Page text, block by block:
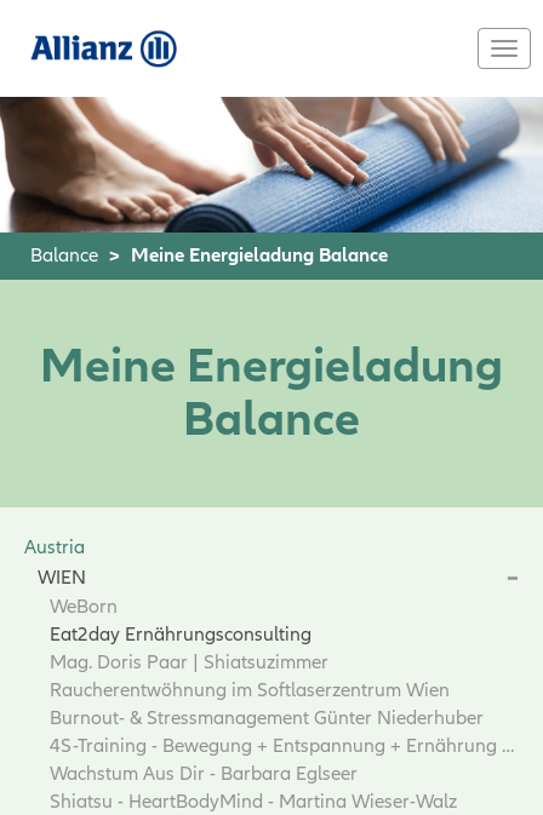
content
Balance Meine Energieladung Balance
Meine Energieladung
Balance
Austria
WIEN
WeBorn
Eat2day Ernährungsconsulting
Mag. Doris Paar | Shiatsuzimmer
Raucherentwöhnung im Softlaserzentrum Wien
Burnout- & Stressmanagement Günter Niederhuber
4S-Training - Bewegung + Entspannung + Ernährung + Motivation
Wachstum Aus Dir - Barbara Eglseer
Shiatsu - HeartBodyMind - Martina Wieser-Walz